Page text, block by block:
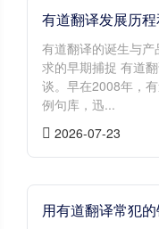
有道翻译发展历
有道翻译的诞生与
求的早期捕捉 有道
谈。早在2008年，
例句库，迅...
2026-07-23
用有道翻译常犯